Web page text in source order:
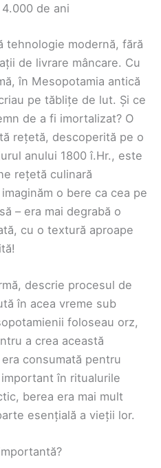
de ani
tehnologie modernă, fără
de livrare mâncare. Cu
în Mesopotamia antică
pe tăblițe de lut. Și ce
de a fi imortalizat? O
rețetă, descoperită pe o
anului 1800 î.Hr., este
rețetă culinară
o bere ca cea pe
– era mai degrabă o
cu o textură aproape
descrie procesul de
în acea vreme sub
foloseau orz,
a crea această
consumată pentru
în ritualurile
berea era mai mult
esențială a vieții lor.